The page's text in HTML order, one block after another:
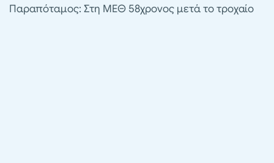
Παραπόταμος: Στη ΜΕΘ 58χρονος μετά το τροχαίο